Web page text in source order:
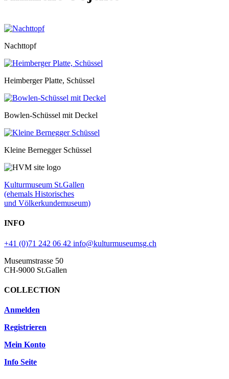
Nachttopf
Heimberger Platte, Schüssel
Bowlen-Schüssel mit Deckel
Kleine Bernegger Schüssel
Kulturmuseum St.Gallen
(ehemals Historisches
und Völkerkundemuseum)
INFO
+41 (0)71 242 06 42 info@kulturmuseumsg.ch
Museumstrasse 50
CH-9000 St.Gallen
COLLECTION
Anmelden
Registrieren
Mein Konto
Info Seite